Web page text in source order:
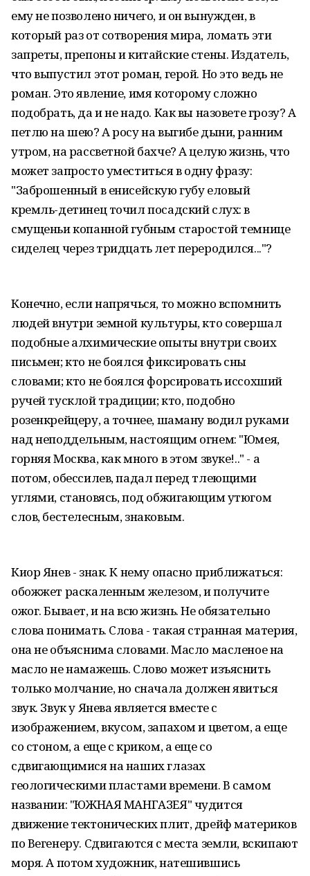
ему не позволено ничего, и он вынужден, в
который раз от сотворения мира, ломать эти
запреты, препоны и китайские стены. Издатель,
что выпустил этот роман, герой. Но это ведь не
роман. Это явление, имя которому сложно
подобрать, да и не надо. Как вы назовете грозу? А
петлю на шею? А росу на выгибе дыни, ранним
утром, на рассветной бахче? А целую жизнь, что
может запросто уместиться в одну фразу:
"Заброшенный в енисейскую губу еловый
кремль-детинец точил посадский слух: в
смущеньи копанной губным старостой темнице
сиделец через тридцать лет переродился..."?
Конечно, если напрячься, то можно вспомнить
людей внутри земной культуры, кто совершал
подобные алхимические опыты внутри своих
письмен; кто не боялся фиксировать сны
словами; кто не боялся форсировать иссохший
ручей тусклой традиции; кто, подобно
розенкрейцеру, а точнее, шаману водил руками
над неподдельным, настоящим огнем: "Юмея,
горняя Москва, как много в этом звуке!.." - а
потом, обессилев, падал перед тлеющими
углями, становясь, под обжигающим утюгом
слов, бестелесным, знаковым.
Киор Янев - знак. К нему опасно приближаться:
обожжет раскаленным железом, и получите
ожог. Бывает, и на всю жизнь. Не обязательно
слова понимать. Слова - такая странная материя,
она не объяснима словами. Масло масленое на
масло не намажешь. Слово может изъяснить
только молчание, но сначала должен явиться
звук. Звук у Янева является вместе с
изображением, вкусом, запахом и цветом, а еще
со стоном, а еще с криком, а еще со
сдвигающимися на наших глазах
геологическими пластами времени. В самом
названии: "ЮЖНАЯ МАНГАЗЕЯ" чудится
движение тектонических плит, дрейф материков
по Вегенеру. Сдвигаются с места земли, вскипают
моря. А потом художник, натешившись